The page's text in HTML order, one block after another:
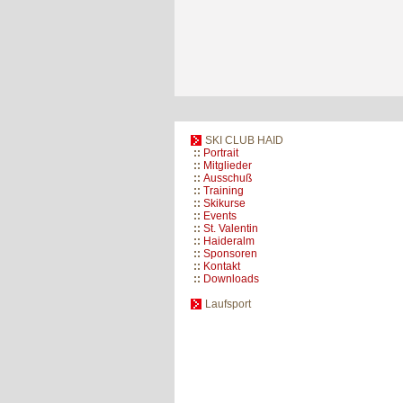
SKI CLUB HAID
:: Portrait
:: Mitglieder
:: Ausschuß
:: Training
:: Skikurse
:: Events
:: St. Valentin
:: Haideralm
:: Sponsoren
:: Kontakt
:: Downloads
Laufsport